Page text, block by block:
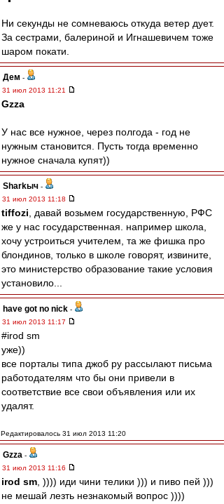
Ни секунды не сомневаюсь откуда ветер дует.
За сестрами, балериной и Игнашевичем тоже
шаром покати.
Дем -
31 июл 2013 11:21
Gzza
У нас все нужное, через полгода - год не
нужным становится. Пусть тогда временно
нужное сначала купят))
Sharkыч -
31 июл 2013 11:18
tiffozi , давай возьмем государственную, РФС
же у нас государственная. например школа,
хочу устроиться учителем, та же фишка про
блондинов, только в школе говорят, извините,
это министерство образование такие условия
установило...
have got no nick -
31 июл 2013 11:17
#irod sm
уже))
все порталы типа джоб ру рассылают письма
работодателям что бы они привели в
соответствие все свои объявления или их
удалят.
Редактировалось 31 июл 2013 11:20
Gzza -
31 июл 2013 11:16
irod sm , )))) иди чини телики ))) и пиво пей )))
не мешай лезть незнакомый вопрос ))))